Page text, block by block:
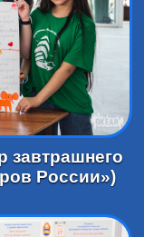
завтрашнего
России»)